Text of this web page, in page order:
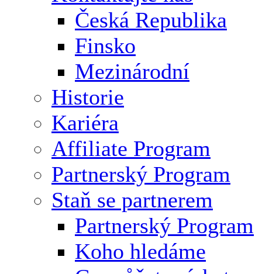
Česká Republika
Finsko
Mezinárodní
Historie
Kariéra
Affiliate Program
Partnerský Program
Staň se partnerem
Partnerský Program
Koho hledáme